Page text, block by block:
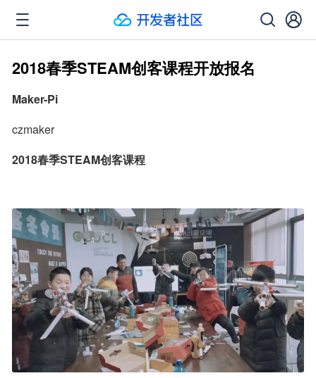
2018春季STEAM创客课程开放报名
Maker-Pi
czmaker
2018春季STEAM创客课程